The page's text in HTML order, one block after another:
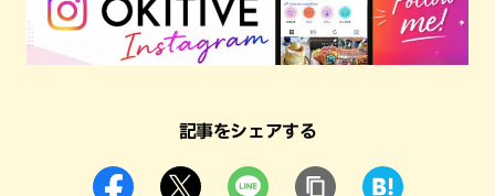
記事をシェアする